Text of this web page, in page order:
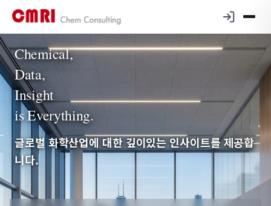
Chemical,
Data,
Insight
is Everything.
글로벌 화학산업에 대한 깊이있는 인사이트를 제공합
니다.